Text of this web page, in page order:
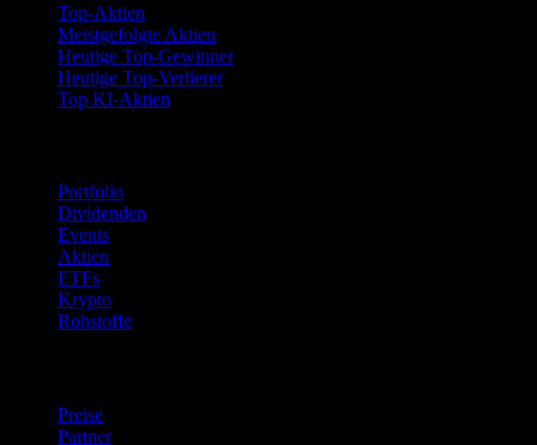
Top-Aktien
Meistgefolgte Aktien
Heutige Top-Gewinner
Heutige Top-Verlierer
Top KI-Aktien
Portfolio
Dividenden
Events
Aktien
ETFs
Krypto
Rohstoffe
Preise
Partner